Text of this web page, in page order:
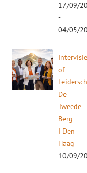
17/09/
-
04/05/
of
De
Tweede
Berg
I Den
Haag
10/09/
-